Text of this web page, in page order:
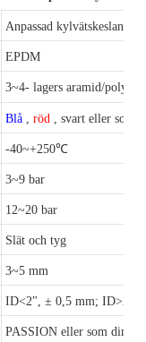
Anpassad kylvätskeslang
EPDM
3~4- lagers aramid/
Blå röd , svart eller som
-40~+250℃
3~9 bar
12~20 bar
Slät och tyg
3~5 mm
ID<2", ± 0,5 mm; ID>2",
PASSION eller som din